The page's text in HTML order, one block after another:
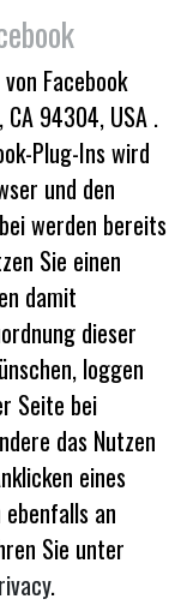
Facebook
94304, USA .
Plug-Ins wird
und den
werden bereits
Sie einen
damit
dieser
loggen
Seite bei
das Nutzen
eines
ebenfalls an
Sie unter
.